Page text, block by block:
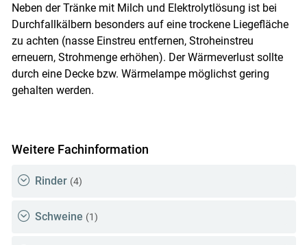
Neben der Tränke mit Milch und Elektrolytlösung ist bei
Durchfallkälbern besonders auf eine trockene Liegefläche
zu achten (nasse Einstreu entfernen, Stroheinstreu
erneuern, Strohmenge erhöhen). Der Wärmeverlust sollte
durch eine Decke bzw. Wärmelampe möglichst gering
gehalten werden.
Weitere Fachinformation
Rinder (4)
Schweine (1)